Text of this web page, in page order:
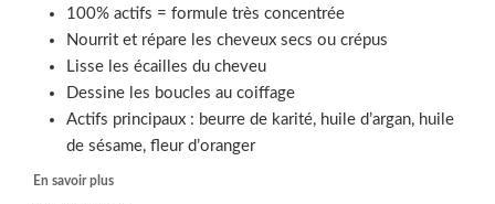
100% actifs = formule très concentrée
Nourrit et répare les cheveux secs ou crépus
Lisse les écailles du cheveu
Dessine les boucles au coiffage
Actifs principaux : beurre de karité, huile d’argan, huile
de sésame, fleur d’oranger
En savoir plus